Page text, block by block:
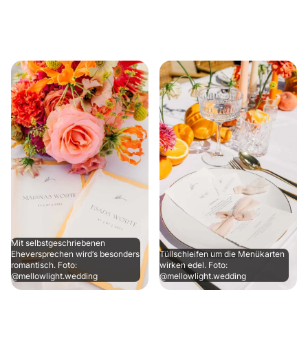
Mit selbstgeschriebenen
Eheversprechen wird‘s besonders
romantisch. Foto:
@mellowlight.wedding
Tüllschleifen um die Menükarten
wirken edel. Foto:
@mellowlight.wedding